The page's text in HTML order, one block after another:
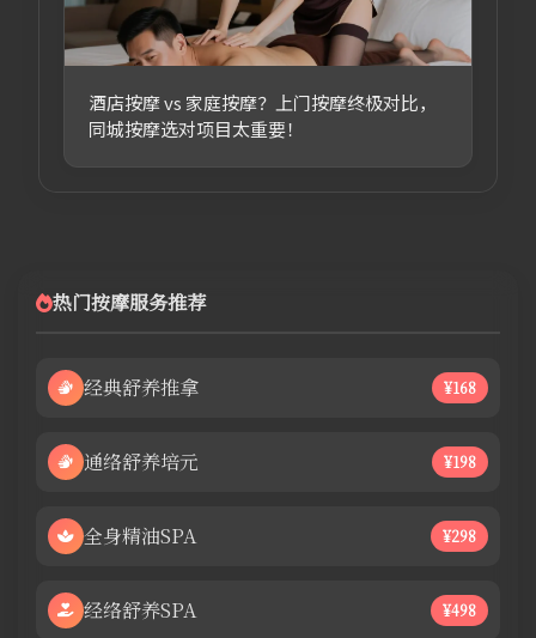
酒店按摩 vs 家庭按摩？上门按摩终极对比，
同城按摩选对项目太重要！
热门按摩服务推荐
经典舒养推拿 ¥168
通络舒养培元 ¥198
全身精油SPA ¥298
经络舒养SPA ¥498